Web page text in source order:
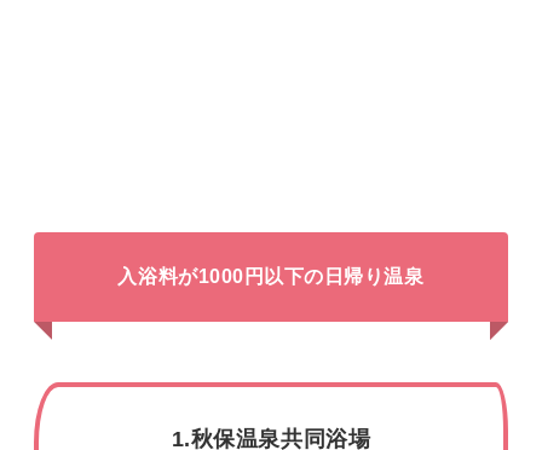
入浴料が1000円以下の日帰り温泉
1.秋保温泉共同浴場